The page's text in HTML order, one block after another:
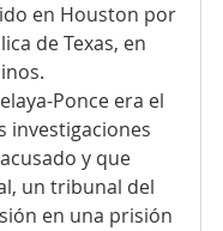
en Houston por
de Texas, en
Ponce era el
investigaciones
y que
un tribunal del
en una prisión